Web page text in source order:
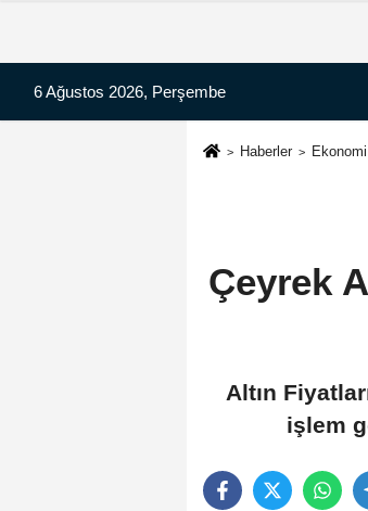
6 Ağustos 2026, Perşembe
Haberler
Çeyrek
Altın
işlem